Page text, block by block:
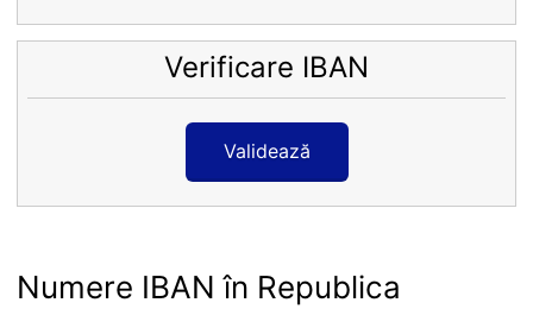
Verificare IBAN
Validează
Numere IBAN în Republica